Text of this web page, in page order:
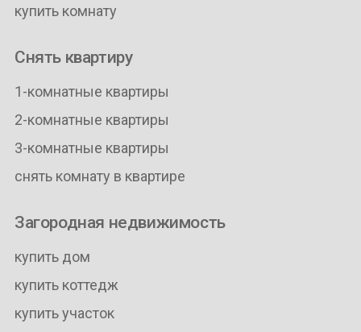
купить комнату
Снять квартиру
1-комнатные квартиры
2-комнатные квартиры
3-комнатные квартиры
снять комнату в квартире
Загородная недвижимость
купить дом
купить коттедж
купить участок